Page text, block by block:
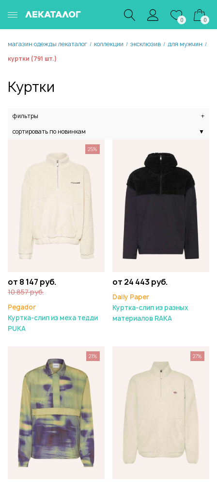
ЛЕКАТАЛОГ
0 0
магазин одежды лекаталог / коллекции / эксклюзив / для мужчин /
куртки (791 шт.)
Куртки
фильтры
+
сортировать по новинкам
▼
от 8 147 руб.
10 857 руб.
Pegador
Куртка-слип из меха тедди
PUKA
25%
от 24 443 руб.
Daily Paper
Куртка-слип из разных
материалов RAKA
21% 27%